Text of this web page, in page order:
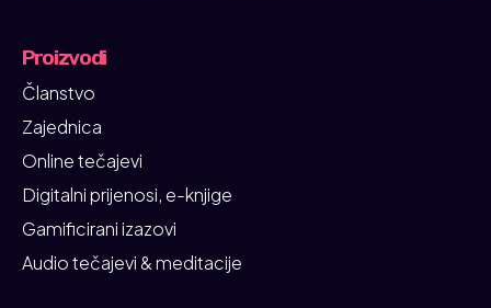
Proizvodi
Članstvo
Zajednica
Online tečajevi
Digitalni prijenosi, e-knjige
Gamificirani izazovi
Audio tečajevi & meditacije